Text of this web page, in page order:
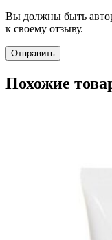
Вы должны быть
к своему отзыву.
Похожие